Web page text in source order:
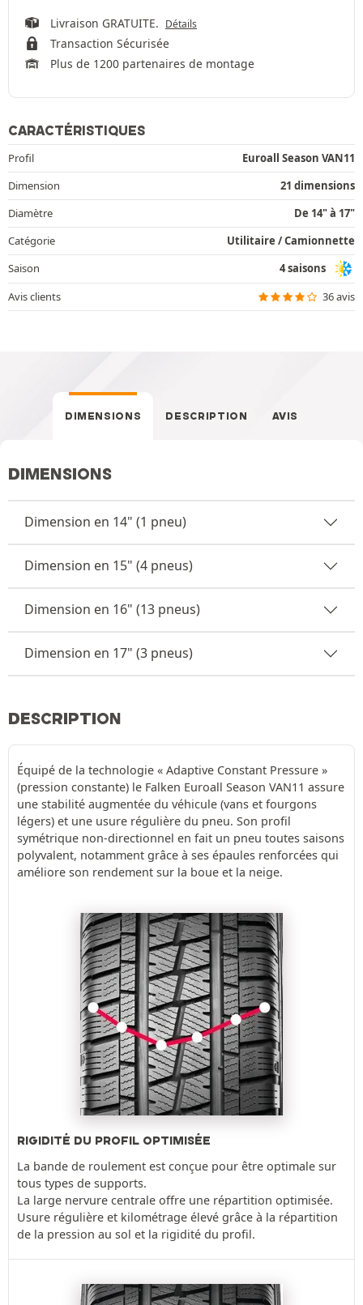
Livraison GRATUITE. Détails
Transaction Sécurisée
Plus de 1200 partenaires de montage
CARACTÉRISTIQUES
Profil
Euroall Season VAN11
Dimension
21 dimensions
Diamètre
De 14" à 17"
Catégorie
Utilitaire / Camionnette
Saison
4 saisons
Avis clients
36 avis
DIMENSIONS DESCRIPTION AVIS
DIMENSIONS
Dimension en 14" (1 pneu)
Dimension en 15" (4 pneus)
Dimension en 16" (13 pneus)
Dimension en 17" (3 pneus)
DESCRIPTION
Équipé de la technologie « Adaptive Constant Pressure »
(pression constante) le Falken Euroall Season VAN11 assure
une stabilité augmentée du véhicule (vans et fourgons
légers) et une usure régulière du pneu. Son profil
symétrique non-directionnel en fait un pneu toutes saisons
polyvalent, notamment grâce à ses épaules renforcées qui
améliore son rendement sur la boue et la neige.
RIGIDITÉ DU PROFIL OPTIMISÉE
La bande de roulement est conçue pour être optimale sur
tous types de supports.
La large nervure centrale offre une répartition optimisée.
Usure régulière et kilométrage élevé grâce à la répartition
de la pression au sol et la rigidité du profil.